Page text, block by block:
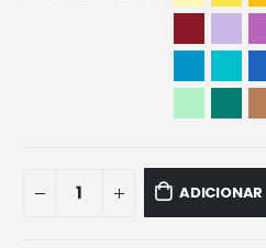
ADICIONAR